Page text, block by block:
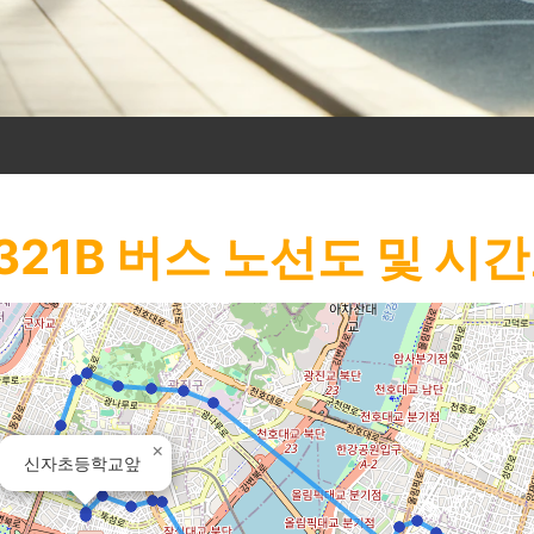
버스 노선도 및 시
신자초등학교앞
×